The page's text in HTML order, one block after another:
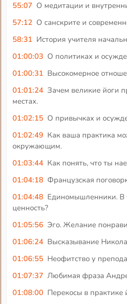
55:07 О медитации и
57:12 О санскрите и
58:31 История учителя
01:00:03 О политиках и
01:00:31 Высокомерное
01:01:24 Зачем великие йоги
местах.
01:02:15 О привычках и
01:02:49 Как ваша практика
окружающим.
01:03:44 Как понять, что ты
01:04:18 Французская
01:04:48 Единомышленники. В
ценность?
01:05:56 Эго. Желание
01:06:24 Высказывание
01:06:55 Неофитство у
01:07:37 Любимая фраза
01:08:00 Перекосы в практике